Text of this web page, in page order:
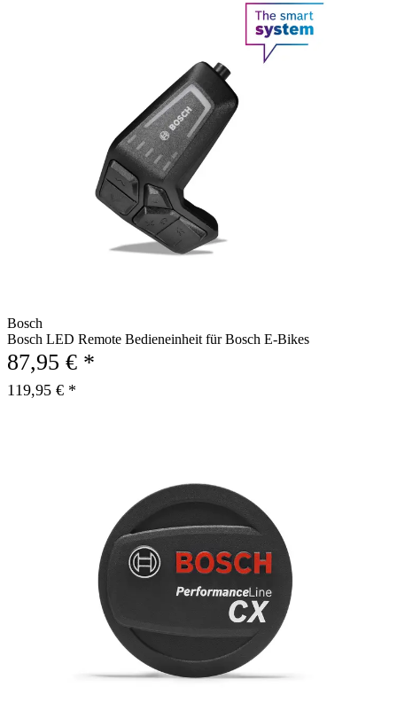
Bosch
Bosch LED Remote Bedieneinheit für Bosch E-Bikes
87,95 € *
119,95 € *